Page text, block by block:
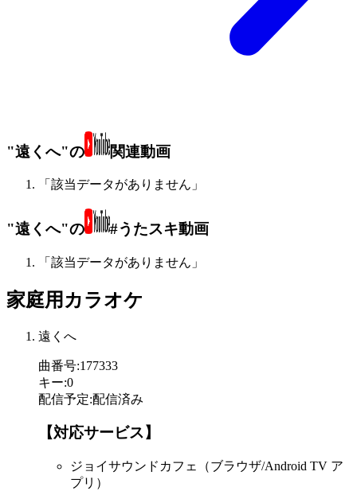
"遠くへ"の 関連動画
「該当データがありません」
"遠くへ"の #うたスキ動画
「該当データがありません」
家庭用カラオケ
遠くへ
曲番号:177333
キー:0
配信予定:配信済み
【対応サービス】
ジョイサウンドカフェ（ブラウザ/Android TV ア
プリ）